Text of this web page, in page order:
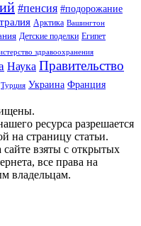
#пенсия #подорожание
Арктика Вашингтон
Детские поделки Египет
здравоохранения
Наука Правительство
Турция Украина Франция
ресурса разрешается
на страницу статьи.
взяты с открытых
все права на
владельцам.